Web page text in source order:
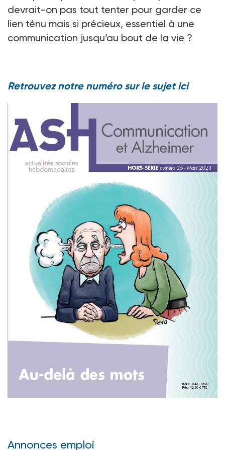
devrait-on pas tout tenter pour garder ce
lien ténu mais si précieux, essentiel à une
communication jusqu’au bout de la vie ?
Retrouvez notre numéro sur le sujet ici
Annonces emploi